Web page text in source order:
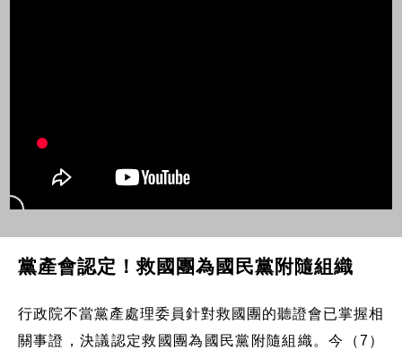
黨產會認定！救國團為國民黨附隨組織
行政院不當黨產處理委員針對救國團的聽證會已掌握相
關事證，決議認定救國團為國民黨附隨組織。今（7）